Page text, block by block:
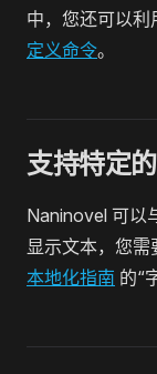
中，您还可以利
定义命令。
支持特定
Naninovel 可以
显示文本，您需
本地化指南 的“